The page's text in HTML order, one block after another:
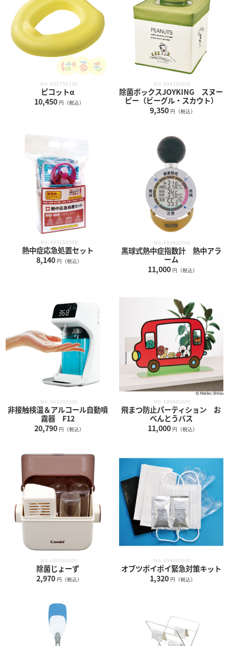
No.692791130
ピコットα
10,450 円（税込）
No.694163000
除菌ボックスJOYKING スヌー
ピー（ビーグル・スカウト）
9,350 円（税込）
No.693150000
熱中症応急処置セット
8,140 円（税込）
No.693422000
黒球式熱中症指数計 熱中アラ
ーム
11,000 円（税込）
No.683301000
非接触検温＆アルコール自動噴
霧器 F12
20,790 円（税込）
No.694801000
飛まつ防止パーティション お
べんとうバス
11,000 円（税込）
No.640060000
除菌じょーず
2,970 円（税込）
No.694060000
オブツポイポイ緊急対策キット
1,320 円（税込）